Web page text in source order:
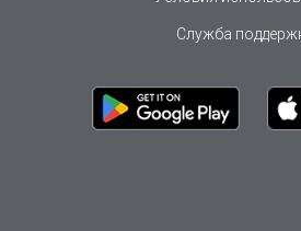
Служба